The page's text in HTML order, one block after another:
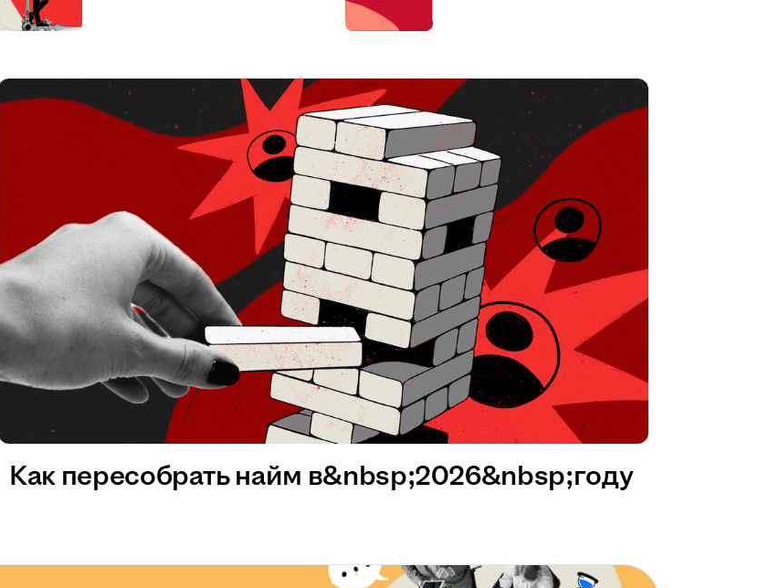
Как пересобрать найм в&nbsp;2026&nbsp;году